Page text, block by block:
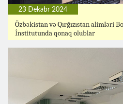
23 Dekabr 2024
Özbəkistan və Qırğızıstan alimləri
İnstitutunda qonaq olublar